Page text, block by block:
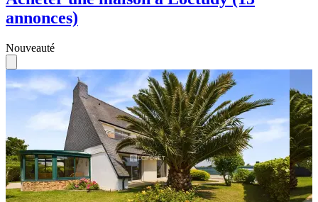
annonces)
Nouveauté